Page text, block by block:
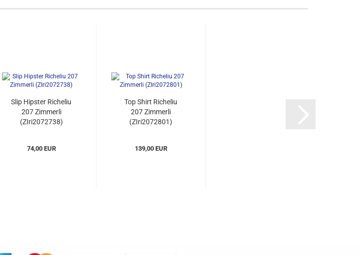
Slip Hipster Richeliu
207 Zimmerli
(ZIri2072738)
74,00 EUR
Top Shirt Richeliu
207 Zimmerli
(ZIri2072801)
139,00 EUR